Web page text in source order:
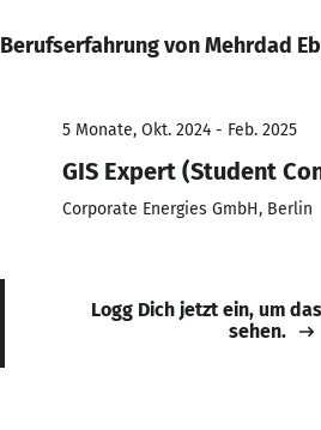
Berufserfahrung von Mehrdad
5 Monate, Okt. 2024 - Feb. 2025
GIS Expert (Student
Corporate Energies GmbH, Berlin
Logg Dich jetzt ein, um
sehen.